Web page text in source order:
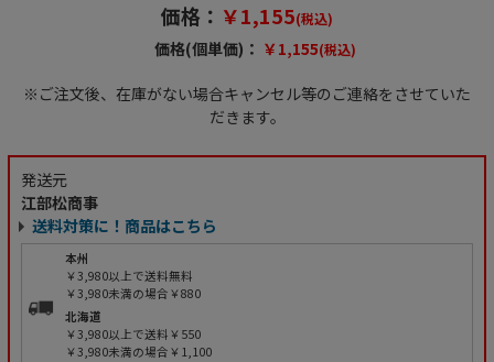
価格： ￥1,155(税込)
価格(個単価)： ￥1,155(税込)
※ご注文後、在庫がない場合キャンセル等のご連絡をさせていた
だきます。
発送元
江部松商事
送料対策に！商品はこちら
本州
￥3,980以上で送料無料
￥3,980未満の場合￥880
北海道
￥3,980以上で送料￥550
￥3,980未満の場合￥1,100